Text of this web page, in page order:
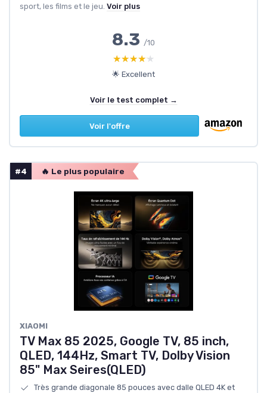
sport, les films et le jeu. Voir plus
8.3 /10
★★★★★
★★★★★
🌟 Excellent
Voir le test complet →
Voir l'offre
#4 🔥 Le plus populaire
XIAOMI
TV Max 85 2025, Google TV, 85 inch,
QLED, 144Hz, Smart TV, Dolby Vision
85" Max Seires(QLED)
Très grande diagonale 85 pouces avec dalle QLED 4K et